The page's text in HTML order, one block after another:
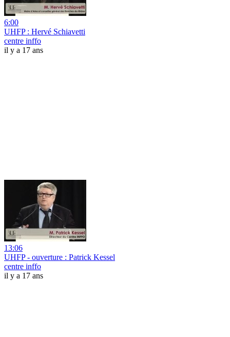
6:00
UHFP : Hervé Schiavetti
centre inffo
il y a 17 ans
13:06
UHFP - ouverture : Patrick Kessel
centre inffo
il y a 17 ans